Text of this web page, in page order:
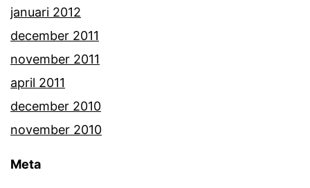
januari 2012
december 2011
november 2011
april 2011
december 2010
november 2010
Meta